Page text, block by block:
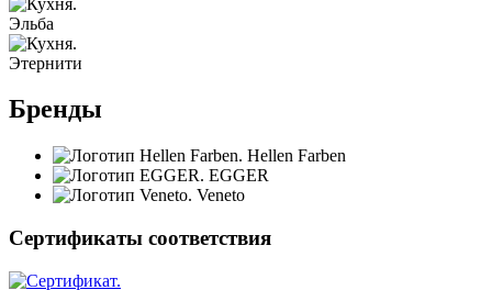
Эльба
Этернити
Бренды
Hellen Farben
EGGER
Veneto
Сертификаты соответствия